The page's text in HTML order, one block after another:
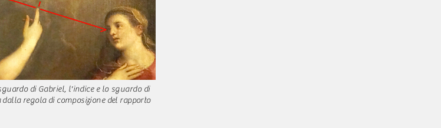
di Gabriel, l'indice e lo sguardo di
dalla regola di composizione del rapporto